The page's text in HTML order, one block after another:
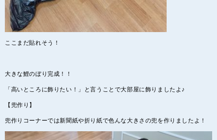
ここまだ貼れそう！
大きな鯉のぼり完成！！
「高いところに飾りたい！」と言うことで大部屋に飾りましたよ♪
【兜作り】
兜作りコーナーでは新聞紙や折り紙で色んな大きさの兜を作りましたよ！